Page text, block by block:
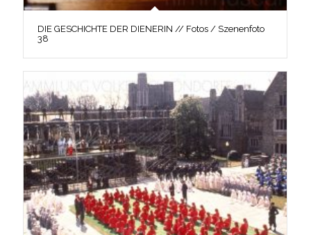
DIE GESCHICHTE DER DIENERIN // Fotos / Szenenfoto
38